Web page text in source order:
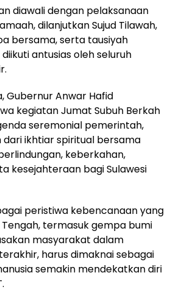
diawali dengan pelaksanaan
dilanjutkan Sujud Tilawah,
bersama, serta tausiyah
antusias oleh seluruh
Gubernur Anwar Hafid
kegiatan Jumat Subuh Berkah
seremonial pemerintah,
dari ikhtiar spiritual bersama
keberkahan,
kesejahteraan bagi Sulawesi
peristiwa kebencanaan yang
Tengah, termasuk gempa bumi
masyarakat dalam
harus dimaknai sebagai
semakin mendekatkan diri